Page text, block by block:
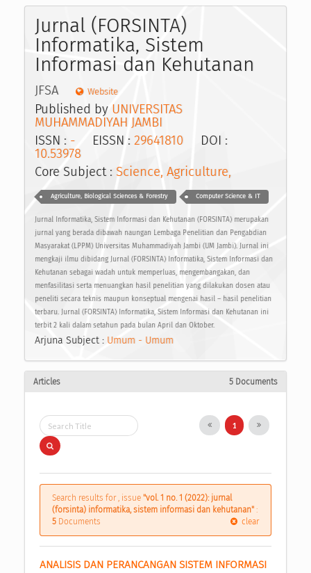
Jurnal (FORSINTA)
Informatika, Sistem
Informasi dan Kehutanan
JFSA Website
Published by UNIVERSITAS
MUHAMMADIYAH JAMBI
ISSN : - EISSN : 29641810 DOI :
10.53978
Core Subject : Science, Agriculture,
Agriculture, Biological Sciences & Forestry Computer Science & IT
Jurnal Informatika, Sistem Informasi dan Kehutanan (FORSINTA) merupakan
jurnal yang berada dibawah naungan Lembaga Penelitian dan Pengabdian
Masyarakat (LPPM) Universitas Muhammadiyah Jambi (UM Jambi). Jurnal ini
mengkaji ilmu dibidang Jurnal (FORSINTA) Informatika, Sistem Informasi dan
Kehutanan sebagai wadah untuk memperluas, mengembangakan, dan
menfasilitasi serta menuangkan hasil penelitian yang dilakukan dosen atau
peneliti secara teknis maupun konseptual mengenai hasil – hasil penelitian
terbaru. Jurnal (FORSINTA) Informatika, Sistem Informasi dan Kehutanan ini
terbit 2 kali dalam setahun pada bulan April dan Oktober.
Arjuna Subject : Umum - Umum
Articles 5 Documents
1
Search results for , issue "vol. 1 no. 1 (2022): jurnal
(forsinta) informatika, sistem informasi dan kehutanan" :
5 Documents clear
ANALISIS DAN PERANCANGAN SISTEM INFORMASI